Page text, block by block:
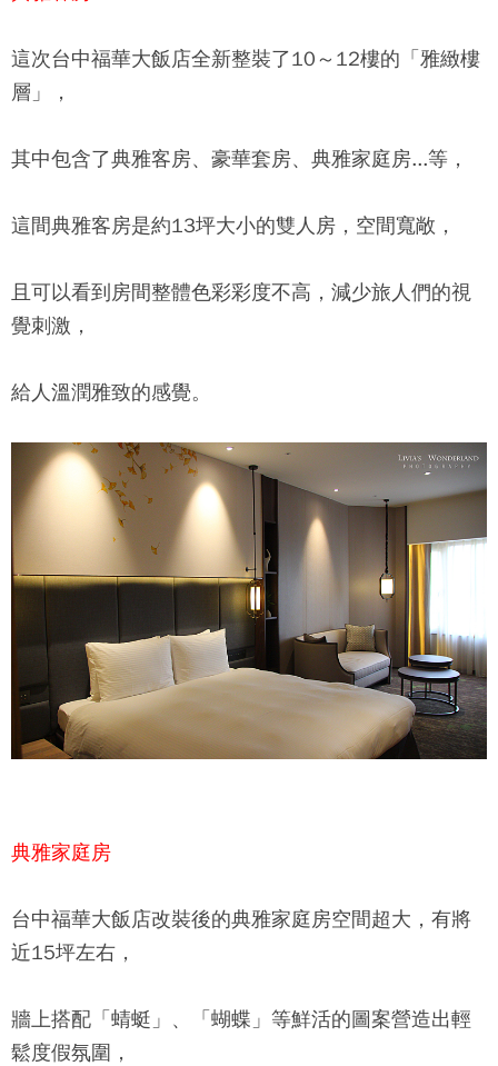
這次台中福華大飯店全新整裝了10～12樓的「雅緻樓
層」，
其中包含了典雅客房、豪華套房、典雅家庭房...等，
這間典雅客房是約13坪大小的雙人房，空間寬敞，
且可以看到房間整體色彩彩度不高，減少旅人們的視
覺刺激，
給人溫潤雅致的感覺。
典雅家庭房
台中福華大飯店改裝後的典雅家庭房空間超大，有將
近15坪左右，
牆上搭配「蜻蜓」、「蝴蝶」等鮮活的圖案營造出輕
鬆度假氛圍，